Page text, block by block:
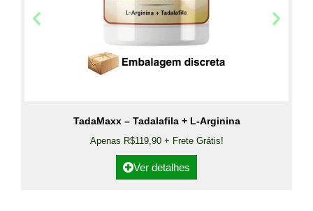
TadaMaxx – Tadalafila + L-Arginina
Apenas R$119,90 + Frete Grátis!
Ver detalhes